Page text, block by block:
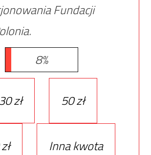
Fundacji
8%
zł 50 zł
Inna kwota